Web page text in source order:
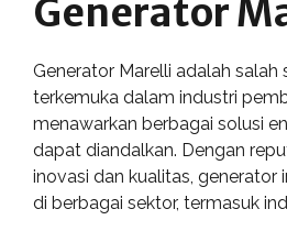
Generator
Generator Marelli adalah salah
terkemuka dalam industri
menawarkan berbagai solusi
dapat diandalkan. Dengan
inovasi dan kualitas, generator
di berbagai sektor, termasuk